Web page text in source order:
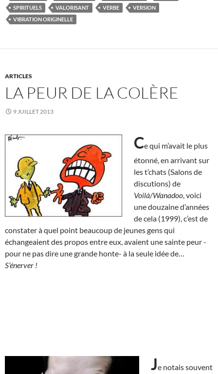
SPIRITUELS
VALORISANT VERBE
VERSION
VIBRATION ORIGINELLE
ARTICLES
LA PEUR DE LA COLÈRE
9 JUILLET 2013
Ce qui m’avait le plus
étonné, en arrivant sur
les t’chats (Salons de
discutions) de
Voilà/Wanadoo , voici
une douzaine d’années
de cela (1999), c’est de
constater à quel point beaucoup de jeunes gens qui
échangeaient des propos entre eux, avaient une sainte peur -
pour ne pas dire une grande honte- à la seule idée de…
S’énerver !
Je notais souvent